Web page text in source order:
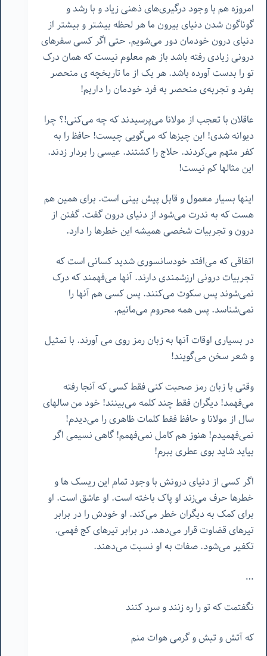
امروزه هم با وجود درگیری‌های ذهنی زیاد و با رشد و
گوناگون شدن دنیای بیرون ما هر لحظه بیشتر و بیشتر از
دنیای درون خودمان دور می‌شویم. حتی اگر کسی سفرهای
درونی زیادی رفته باشد باز هم معلوم نیست که همان درک
تو را بدست آورده‌ باشد. هر یک از ما تاریخچه ی منحصر
بفرد و تجربه‌ی منحصر به فرد خودمان را داریم!
عاقلان با تعجب از مولانا می‌پرسیدند که چه می‌کنی!؟ چرا
دیوانه شدی! این چیزها که می‌گویی چیست! حافظ را به
کفر متهم می‌کردند. حلاج را کشتند. عیسی را بردار زدند.
این مثالها کم نیست!
اینها بسیار معمول و قابل پیش بینی است. برای همین هم
هست که به ندرت می‌شود از دنیای درون گفت. گفتن از
درون و تجربیات شخصی همیشه این خطرها را دارد.
اتفاقی که می‌افتد خودسانسوری شدید کسانی است که
تجربیات درونی ارزشمندی دارند. آنها می‌فهمند که درک
نمی‌شوند پس سکوت می‌کنند. پس کسی هم آنها را
نمی‌شناسد. پس همه محروم می‌مانیم.
در بسیاری اوقات آنها به زبان رمز روی می آورند. با تمثیل
و شعر سخن می‌گویند!
وقتی با زبان رمز صحبت کنی فقط کسی که آنجا رفته
می‌فهمد! دیگران فقط چند کلمه می‌بینند! خود من سالهای
سال از مولانا و حافظ فقط کلمات ظاهری را می‌دیدم!
نمی‌فهمیدم! هنوز هم کامل نمی‌فهمم! گاهی نسیمی اگر
بیاید شاید بوی عطری ببرم!
اگر کسی از دنیای درونش با وجود تمام این ریسک ها و
خطرها حرف می‌زند او پاک باخته است. او عاشق است. او
برای کمک به دیگران خطر می‌کند. او خودش را در برابر
تیرهای قضاوت قرار می‌دهد. در برابر تیرهای کج فهمی.
تکفیر می‌شود. صفات به او نسبت می‌دهند.
…
نگفتمت که تو را ره زنند و سرد کنند
که آتش و تبش و گرمی هوات منم